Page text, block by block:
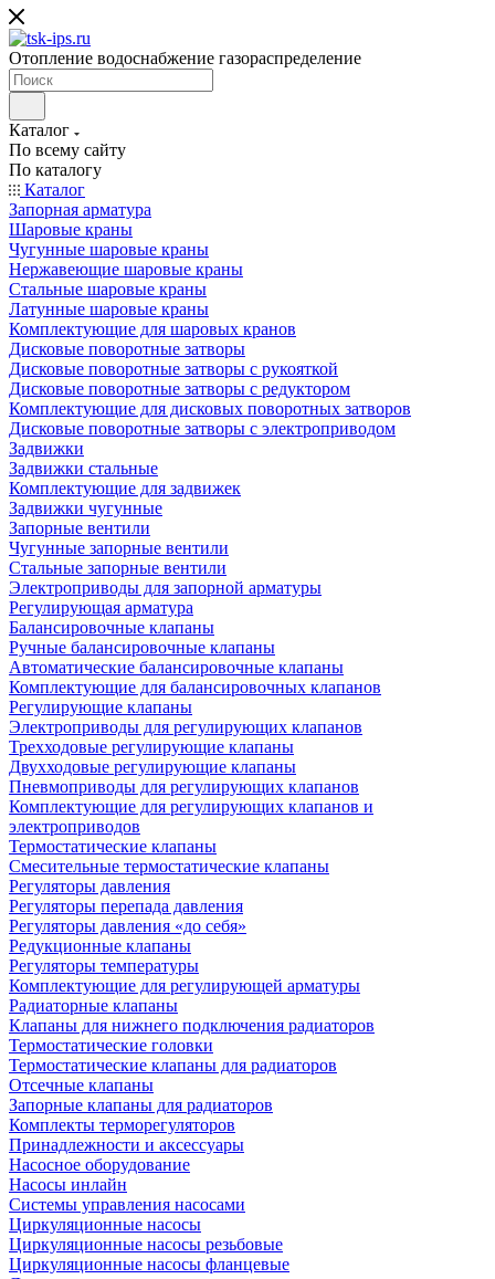
Отопление водоснабжение газораспределение
Каталог
По всему сайту
По каталогу
Каталог
Запорная арматура
Шаровые краны
Чугунные шаровые краны
Нержавеющие шаровые краны
Стальные шаровые краны
Латунные шаровые краны
Комплектующие для шаровых кранов
Дисковые поворотные затворы
Дисковые поворотные затворы с рукояткой
Дисковые поворотные затворы с редуктором
Комплектующие для дисковых поворотных затворов
Дисковые поворотные затворы с электроприводом
Задвижки
Задвижки стальные
Комплектующие для задвижек
Задвижки чугунные
Запорные вентили
Чугунные запорные вентили
Стальные запорные вентили
Электроприводы для запорной арматуры
Регулирующая арматура
Балансировочные клапаны
Ручные балансировочные клапаны
Автоматические балансировочные клапаны
Комплектующие для балансировочных клапанов
Регулирующие клапаны
Электроприводы для регулирующих клапанов
Трехходовые регулирующие клапаны
Двухходовые регулирующие клапаны
Пневмоприводы для регулирующих клапанов
Комплектующие для регулирующих клапанов и
электроприводов
Термостатические клапаны
Смесительные термостатические клапаны
Регуляторы давления
Регуляторы перепада давления
Регуляторы давления «до себя»
Редукционные клапаны
Регуляторы температуры
Комплектующие для регулирующей арматуры
Радиаторные клапаны
Клапаны для нижнего подключения радиаторов
Термостатические головки
Термостатические клапаны для радиаторов
Отсечные клапаны
Запорные клапаны для радиаторов
Комплекты терморегуляторов
Принадлежности и аксессуары
Насосное оборудование
Насосы инлайн
Системы управления насосами
Циркуляционные насосы
Циркуляционные насосы резьбовые
Циркуляционные насосы фланцевые